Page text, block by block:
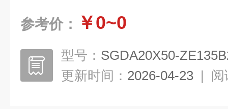
参考价： ￥0~0
型号： SGDA20X50-
更新时间： 2026-04-23 | 阅